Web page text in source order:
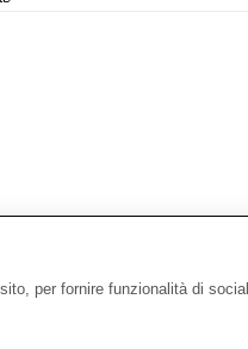
per fornire funzionalità di social